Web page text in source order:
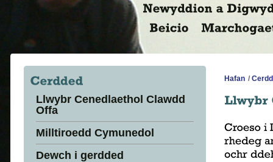
Llwybr Cenedlaethol Clawdd
Offa
Milltiroedd Cymunedol
Dewch i gerdded
Hafan /